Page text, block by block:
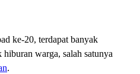
ke-20, terdapat banyak
warga, salah satunya
.